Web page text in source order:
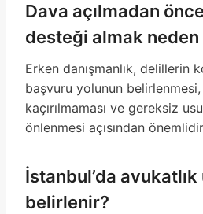
Dava açılmadan
desteği almak
Erken danışmanlık, delillerin
başvuru yolunun
kaçırılmaması ve gereksiz
önlenmesi açısından
İstanbul’da
belirlenir?